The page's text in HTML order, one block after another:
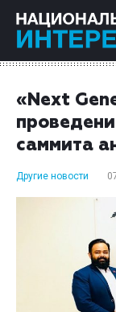
«Next
саммита
Другие новости